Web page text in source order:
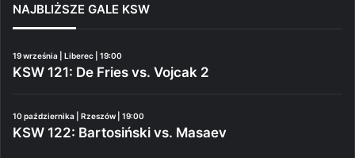
NAJBLIŻSZE GALE KSW
19 września | Liberec | 19:00
KSW 121: De Fries vs. Vojcak 2
10 października | Rzeszów | 19:00
KSW 122: Bartosiński vs. Masaev